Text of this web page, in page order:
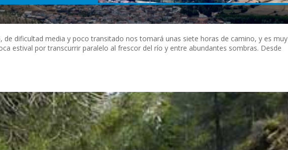
de dificultad media y poco transitado nos tomará unas siete horas de camino, y es muy
estival por transcurrir paralelo al frescor del río y entre abundantes sombras. Desde